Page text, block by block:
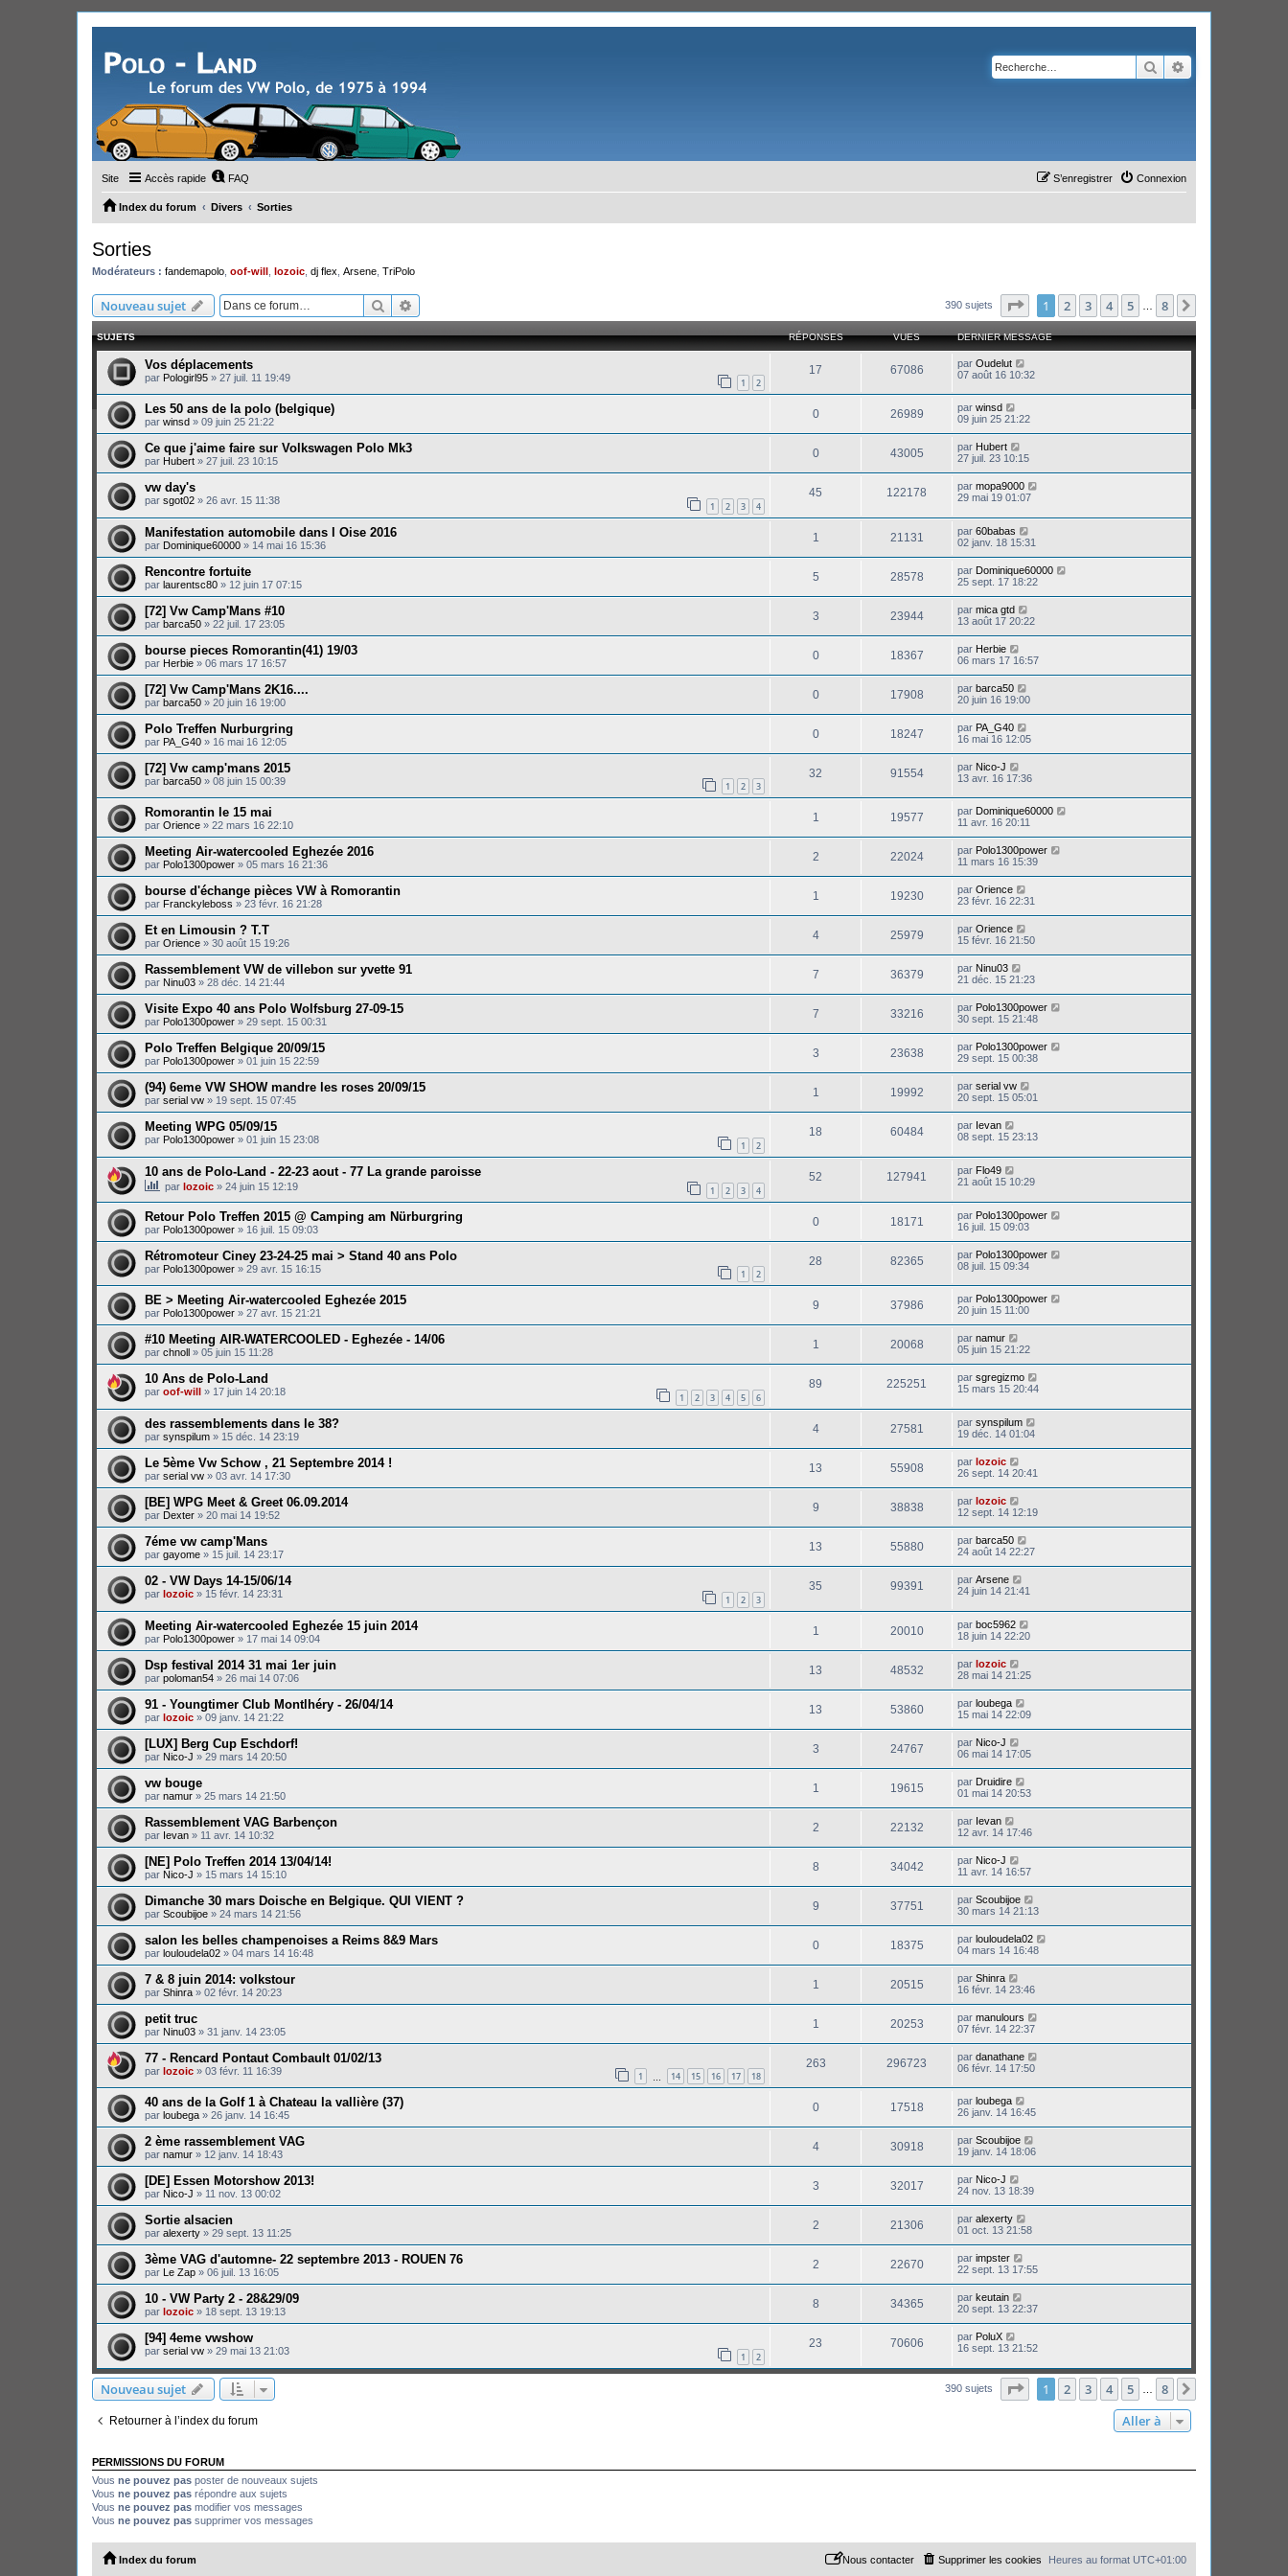
Rechercher
Site Accès rapide FAQ Connexion
S’enregistrer
Index du forum Divers Sorties
Sorties
Modérateurs : fandemapolo oof-will lozoic dj flex Arsene TriPolo
Nouveau sujet Rechercher 390 sujets Page sur8
1 2 3 4 5 8
SUJETS RÉPONSES VUES DERNIER MESSAGE
Vos déplacements
par Pologirl95 » 27 juil. 11 19:49 1 2
17 67086 par Oudelut
07 août 16 10:32
Les 50 ans de la polo (belgique)
par winsd » 09 juin 25 21:22
0 26989 par winsd
09 juin 25 21:22
Ce que j'aime faire sur Volkswagen Polo Mk3
par Hubert » 27 juil. 23 10:15
0 43005 par Hubert
27 juil. 23 10:15
vw day's
par sgot02 » 26 avr. 15 11:38 1 2 3 4
45 122178 par mopa9000
29 mai 19 01:07
Manifestation automobile dans l Oise 2016
par Dominique60000 » 14 mai 16 15:36
1 21131 par 60babas
02 janv. 18 15:31
Rencontre fortuite
par laurentsc80 » 12 juin 17 07:15
5 28578 par Dominique60000
25 sept. 17 18:22
[72] Vw Camp'Mans #10
par barca50 » 22 juil. 17 23:05
3 23944 par mica gtd
13 août 17 20:22
bourse pieces Romorantin(41) 19/03
par Herbie » 06 mars 17 16:57
0 18367 par Herbie
06 mars 17 16:57
[72] Vw Camp'Mans 2K16....
par barca50 » 20 juin 16 19:00
0 17908 par barca50
20 juin 16 19:00
Polo Treffen Nurburgring
par PA_G40 » 16 mai 16 12:05
0 18247 par PA_G40
16 mai 16 12:05
[72] Vw camp'mans 2015
par barca50 » 08 juin 15 00:39 1 2 3
32 91554 par Nico-J
13 avr. 16 17:36
Romorantin le 15 mai
par Orience » 22 mars 16 22:10
1 19577 par Dominique60000
11 avr. 16 20:11
Meeting Air-watercooled Eghezée 2016
par Polo1300power » 05 mars 16 21:36
2 22024 par Polo1300power
11 mars 16 15:39
bourse d'échange pièces VW à Romorantin
par Franckyleboss » 23 févr. 16 21:28
1 19230 par Orience
23 févr. 16 22:31
Et en Limousin ? T.T
par Orience » 30 août 15 19:26
4 25979 par Orience
15 févr. 16 21:50
Rassemblement VW de villebon sur yvette 91
par Ninu03 » 28 déc. 14 21:44
7 36379 par Ninu03
21 déc. 15 21:23
Visite Expo 40 ans Polo Wolfsburg 27-09-15
par Polo1300power » 29 sept. 15 00:31
7 33216 par Polo1300power
30 sept. 15 21:48
Polo Treffen Belgique 20/09/15
par Polo1300power » 01 juin 15 22:59
3 23638 par Polo1300power
29 sept. 15 00:38
(94) 6eme VW SHOW mandre les roses 20/09/15
par serial vw » 19 sept. 15 07:45
1 19992 par serial vw
20 sept. 15 05:01
Meeting WPG 05/09/15
par Polo1300power » 01 juin 15 23:08 1 2
18 60484 par Ievan
08 sept. 15 23:13
10 ans de Polo-Land - 22-23 aout - 77 La grande paroisse
par lozoic » 24 juin 15 12:19 1 2 3 4
52 127941 par Flo49
21 août 15 10:29
Retour Polo Treffen 2015 @ Camping am Nürburgring
par Polo1300power » 16 juil. 15 09:03
0 18171 par Polo1300power
16 juil. 15 09:03
Rétromoteur Ciney 23-24-25 mai > Stand 40 ans Polo
par Polo1300power » 29 avr. 15 16:15 1 2
28 82365 par Polo1300power
08 juil. 15 09:34
BE > Meeting Air-watercooled Eghezée 2015
par Polo1300power » 27 avr. 15 21:21
9 37986 par Polo1300power
20 juin 15 11:00
#10 Meeting AIR-WATERCOOLED - Eghezée - 14/06
par chnoll » 05 juin 15 11:28
1 20068 par namur
05 juin 15 21:22
10 Ans de Polo-Land
par oof-will » 17 juin 14 20:18 1 2 3 4 5 6
89 225251 par sgregizmo
15 mars 15 20:44
des rassemblements dans le 38?
par synspilum » 15 déc. 14 23:19
4 27581 par synspilum
19 déc. 14 01:04
Le 5ème Vw Schow , 21 Septembre 2014 !
par serial vw » 03 avr. 14 17:30
13 55908 par lozoic
26 sept. 14 20:41
[BE] WPG Meet & Greet 06.09.2014
par Dexter » 20 mai 14 19:52
9 38838 par lozoic
12 sept. 14 12:19
7éme vw camp'Mans
par gayome » 15 juil. 14 23:17
13 55880 par barca50
24 août 14 22:27
02 - VW Days 14-15/06/14
par lozoic » 15 févr. 14 23:31 1 2 3
35 99391 par Arsene
24 juin 14 21:41
Meeting Air-watercooled Eghezée 15 juin 2014
par Polo1300power » 17 mai 14 09:04
1 20010 par boc5962
18 juin 14 22:20
Dsp festival 2014 31 mai 1er juin
par poloman54 » 26 mai 14 07:06
13 48532 par lozoic
28 mai 14 21:25
91 - Youngtimer Club Montlhéry - 26/04/14
par lozoic » 09 janv. 14 21:22
13 53860 par loubega
15 mai 14 22:09
[LUX] Berg Cup Eschdorf!
par Nico-J » 29 mars 14 20:50
3 24767 par Nico-J
06 mai 14 17:05
vw bouge
par namur » 25 mars 14 21:50
1 19615 par Druidire
01 mai 14 20:53
Rassemblement VAG Barbençon
par Ievan » 11 avr. 14 10:32
2 22132 par Ievan
12 avr. 14 17:46
[NE] Polo Treffen 2014 13/04/14!
par Nico-J » 15 mars 14 15:10
8 34042 par Nico-J
11 avr. 14 16:57
Dimanche 30 mars Doische en Belgique. QUI VIENT ?
par Scoubijoe » 24 mars 14 21:56
9 37751 par Scoubijoe
30 mars 14 21:13
salon les belles champenoises a Reims 8&9 Mars
par louloudela02 » 04 mars 14 16:48
0 18375 par louloudela02
04 mars 14 16:48
7 & 8 juin 2014: volkstour
par Shinra » 02 févr. 14 20:23
1 20515 par Shinra
16 févr. 14 23:46
petit truc
par Ninu03 » 31 janv. 14 23:05
1 20253 par manulours
07 févr. 14 22:37
77 - Rencard Pontaut Combault 01/02/13
par lozoic » 03 févr. 11 16:39 1 14 15 16 17 18
263 296723 par danathane
06 févr. 14 17:50
40 ans de la Golf 1 à Chateau la vallière (37)
par loubega » 26 janv. 14 16:45
0 17518 par loubega
26 janv. 14 16:45
2 ème rassemblement VAG
par namur » 12 janv. 14 18:43
4 30918 par Scoubijoe
19 janv. 14 18:06
[DE] Essen Motorshow 2013!
par Nico-J » 11 nov. 13 00:02
3 32017 par Nico-J
24 nov. 13 18:39
Sortie alsacien
par alexerty » 29 sept. 13 11:25
2 21306 par alexerty
01 oct. 13 21:58
3ème VAG d'automne- 22 septembre 2013 - ROUEN 76
par Le Zap » 06 juil. 13 16:05
2 22670 par impster
22 sept. 13 17:55
10 - VW Party 2 - 28&29/09
par lozoic » 18 sept. 13 19:13
8 34365 par keutain
20 sept. 13 22:37
[94] 4eme vwshow
par serial vw » 29 mai 13 21:03 1 2
23 70606 par PoluX
16 sept. 13 21:52
Nouveau sujet 390 sujets Page sur8
1 2 3 4 5 8
Retourner à l’index du forum Aller à
PERMISSIONS DU FORUM
Vous ne pouvez pas poster de nouveaux sujets
Vous ne pouvez pas répondre aux sujets
Vous ne pouvez pas modifier vos messages
Vous ne pouvez pas supprimer vos messages
Index du forum Heures au format UTC+01:00
Supprimer les cookies
Nous contacter